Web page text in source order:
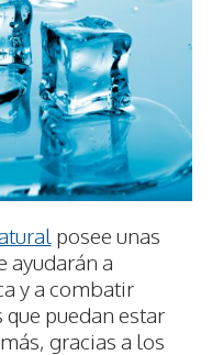
posee unas
ayudarán a
y a combatir
puedan estar
gracias a los